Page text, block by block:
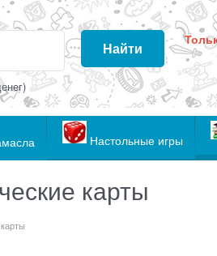
Найти
Настольные игры
карты